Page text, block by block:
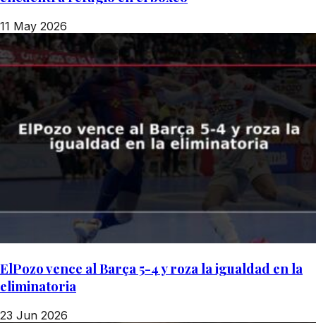
11 May 2026
ElPozo vence al Barça 5-4 y roza la igualdad en la
eliminatoria
23 Jun 2026